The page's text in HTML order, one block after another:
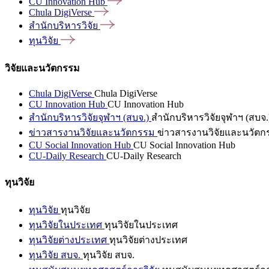
Chula DigiVerse
สำนักบริหารวิจัย
ทุนวิจัย
วิจัยและนวัตกรรม
Chula DigiVerse Chula DigiVerse
CU Innovation Hub CU Innovation Hub
สำนักบริหารวิจัยจุฬาฯ (สบจ.) สำนักบริหารวิจัยจุฬาฯ (สบจ
ข่าวสารงานวิจัยและนวัตกรรม ข่าวสารงานวิจัยและนวัตก
CU Social Innovation Hub CU Social Innovation Hub
CU-Daily Research CU-Daily Research
ทุนวิจัย
ทุนวิจัย ทุนวิจัย
ทุนวิจัยในประเทศ ทุนวิจัยในประเทศ
ทุนวิจัยต่างประเทศ ทุนวิจัยต่างประเทศ
ทุนวิจัย สบจ. ทุนวิจัย สบจ.